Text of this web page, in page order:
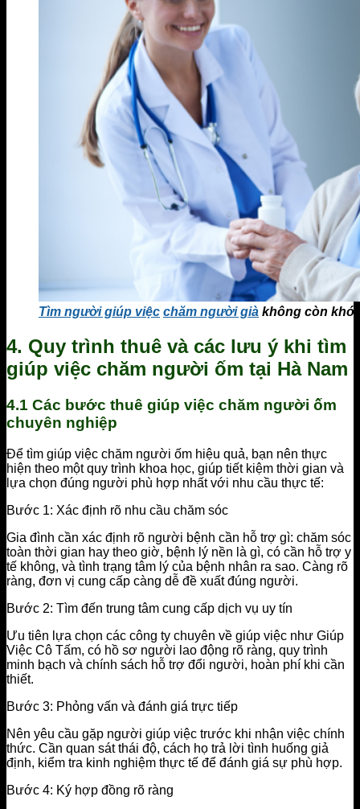
Tìm người giúp việc chăm người già không còn khó
4. Quy trình thuê và các lưu ý khi tìm
giúp việc chăm người ốm tại Hà Nam
4.1 Các bước thuê giúp việc chăm người ốm
chuyên nghiệp
Để tìm giúp việc chăm người ốm hiệu quả, bạn nên thực
hiện theo một quy trình khoa học, giúp tiết kiệm thời gian và
lựa chọn đúng người phù hợp nhất với nhu cầu thực tế:
Bước 1: Xác định rõ nhu cầu chăm sóc
Gia đình cần xác định rõ người bệnh cần hỗ trợ gì: chăm sóc
toàn thời gian hay theo giờ, bệnh lý nền là gì, có cần hỗ trợ y
tế không, và tình trạng tâm lý của bệnh nhân ra sao. Càng rõ
ràng, đơn vị cung cấp càng dễ đề xuất đúng người.
Bước 2: Tìm đến trung tâm cung cấp dịch vụ uy tín
Ưu tiên lựa chọn các công ty chuyên về giúp việc như Giúp
Việc Cô Tấm, có hồ sơ người lao động rõ ràng, quy trình
minh bạch và chính sách hỗ trợ đổi người, hoàn phí khi cần
thiết.
Bước 3: Phỏng vấn và đánh giá trực tiếp
Nên yêu cầu gặp người giúp việc trước khi nhận việc chính
thức. Cần quan sát thái độ, cách họ trả lời tình huống giả
định, kiểm tra kinh nghiệm thực tế để đánh giá sự phù hợp.
Bước 4: Ký hợp đồng rõ ràng